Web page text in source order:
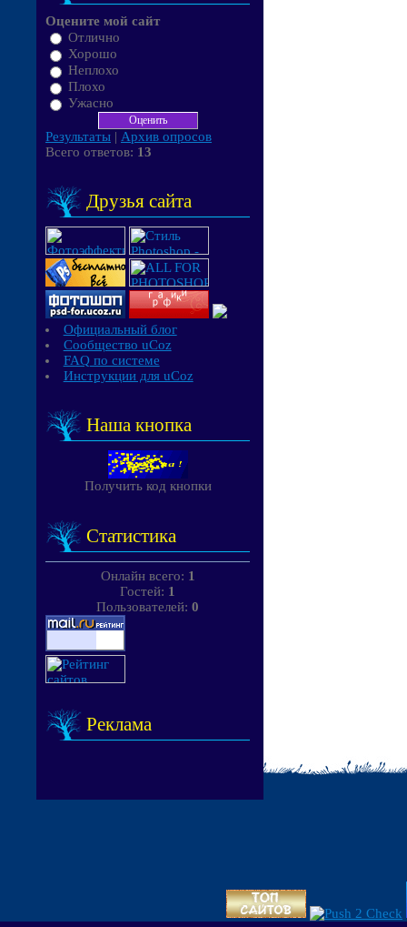
Оцените мой сайт
Отлично
Хорошо
Неплохо
Плохо
Ужасно
Результаты | Архив опросов
Всего ответов: 13
Друзья сайта
Официальный блог
Сообщество uCoz
FAQ по системе
Инструкции для uCoz
Наша кнопка
Получить код кнопки
Статистика
Онлайн всего: 1
Гостей: 1
Пользователей: 0
Реклама